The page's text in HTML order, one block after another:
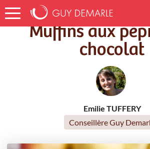
Accueil Recettes Muffins aux
Muffins aux
chocolat
Emilie TUFFERY
Conseillère Guy